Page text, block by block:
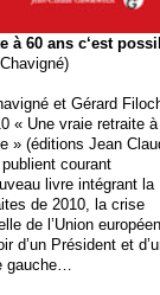
à 60 ans c‘est
et Gérard
« Une vraie retraite
» (éditions Jean
courant
livre intégrant la
de 2010, la crise
de l’Union
d’un Président et
gauche…